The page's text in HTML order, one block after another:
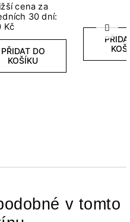
Další
cena za
30 dní:
Kč
PŘIDAT DO
KOŠÍKU
v tomto